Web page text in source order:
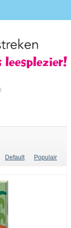
Default Populair